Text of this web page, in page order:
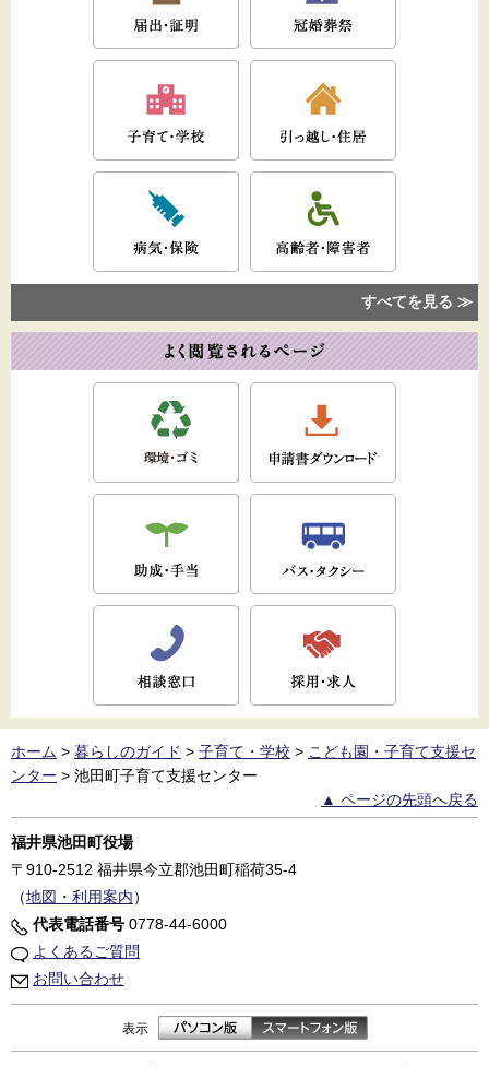
すべてを見る ≫
ホーム > 暮らしのガイド > 子育て・学校 > こども園・子育て支援セ
ンター > 池田町子育て支援センター
▲ ページの先頭へ戻る
福井県池田町役場
〒910-2512 福井県今立郡池田町稲荷35-4
（地図・利用案内）
代表電話番号 0778-44-6000
よくあるご質問
お問い合わせ
表示